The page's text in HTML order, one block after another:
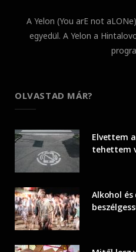
A Yelon (You arE not
egyedül. A Yelon a
OLVASTAD MÁR?
Elvettem
tehettem
Alkohol